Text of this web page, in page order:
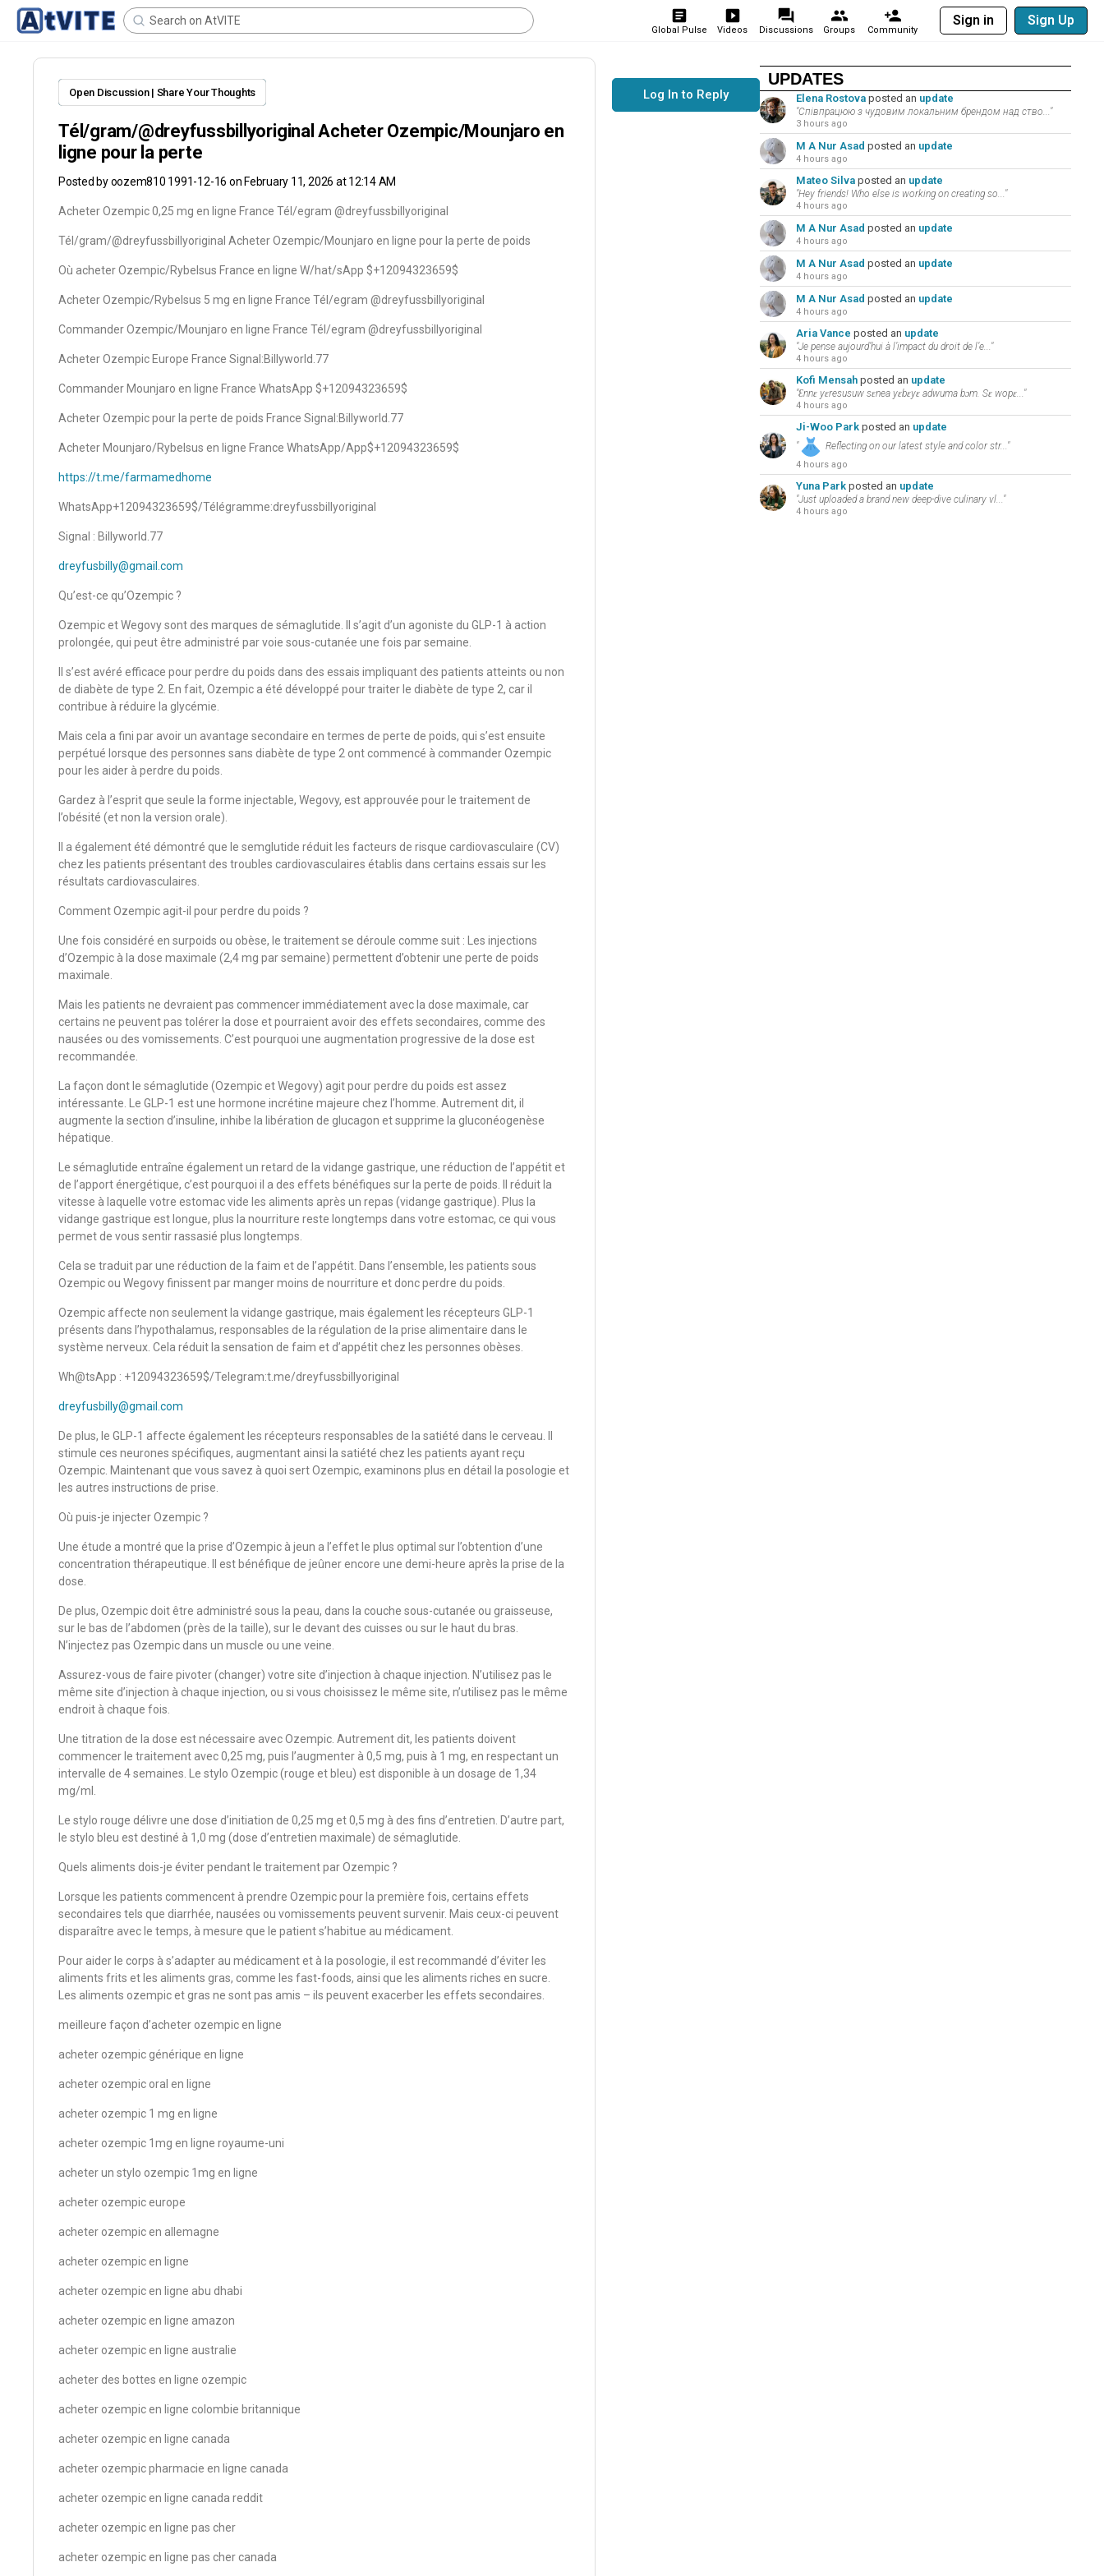
Global Pulse Videos Discussions Groups Community
Sign in Sign Up
Open Discussion | Share Your Thoughts
Tél/gram/@dreyfussbillyoriginal Acheter Ozempic/Mounjaro en
ligne pour la perte
Posted byoozem810 1991-12-16 on February 11, 2026 at 12:14 AM
Acheter Ozempic 0,25 mg en ligne France Tél/egram @dreyfussbillyoriginal
Tél/gram/@dreyfussbillyoriginal Acheter Ozempic/Mounjaro en ligne pour la perte de poids
Où acheter Ozempic/Rybelsus France en ligne W/hat/sApp $+12094323659$
Acheter Ozempic/Rybelsus 5 mg en ligne France Tél/egram @dreyfussbillyoriginal
Commander Ozempic/Mounjaro en ligne France Tél/egram @dreyfussbillyoriginal
Acheter Ozempic Europe France Signal:Billyworld.77
Commander Mounjaro en ligne France WhatsApp $+12094323659$
Acheter Ozempic pour la perte de poids France Signal:Billyworld.77
Acheter Mounjaro/Rybelsus en ligne France WhatsApp/App$+12094323659$
https://t.me/farmamedhome
WhatsApp+12094323659$/Télégramme:dreyfussbillyoriginal
Signal : Billyworld.77
dreyfusbilly@gmail.com
Qu’est-ce qu’Ozempic ?
Ozempic et Wegovy sont des marques de sémaglutide. Il s’agit d’un agoniste du GLP-1 à action
prolongée, qui peut être administré par voie sous-cutanée une fois par semaine.
Il s’est avéré efficace pour perdre du poids dans des essais impliquant des patients atteints ou non
de diabète de type 2. En fait, Ozempic a été développé pour traiter le diabète de type 2, car il
contribue à réduire la glycémie.
Mais cela a fini par avoir un avantage secondaire en termes de perte de poids, qui s’est ensuite
perpétué lorsque des personnes sans diabète de type 2 ont commencé à commander Ozempic
pour les aider à perdre du poids.
Gardez à l’esprit que seule la forme injectable, Wegovy, est approuvée pour le traitement de
l’obésité (et non la version orale).
Il a également été démontré que le semglutide réduit les facteurs de risque cardiovasculaire (CV)
chez les patients présentant des troubles cardiovasculaires établis dans certains essais sur les
résultats cardiovasculaires.
Comment Ozempic agit-il pour perdre du poids ?
Une fois considéré en surpoids ou obèse, le traitement se déroule comme suit : Les injections
d’Ozempic à la dose maximale (2,4 mg par semaine) permettent d’obtenir une perte de poids
maximale.
Mais les patients ne devraient pas commencer immédiatement avec la dose maximale, car
certains ne peuvent pas tolérer la dose et pourraient avoir des effets secondaires, comme des
nausées ou des vomissements. C’est pourquoi une augmentation progressive de la dose est
recommandée.
La façon dont le sémaglutide (Ozempic et Wegovy) agit pour perdre du poids est assez
intéressante. Le GLP-1 est une hormone incrétine majeure chez l’homme. Autrement dit, il
augmente la section d’insuline, inhibe la libération de glucagon et supprime la gluconéogenèse
hépatique.
Le sémaglutide entraîne également un retard de la vidange gastrique, une réduction de l’appétit et
de l’apport énergétique, c’est pourquoi il a des effets bénéfiques sur la perte de poids. Il réduit la
vitesse à laquelle votre estomac vide les aliments après un repas (vidange gastrique). Plus la
vidange gastrique est longue, plus la nourriture reste longtemps dans votre estomac, ce qui vous
permet de vous sentir rassasié plus longtemps.
Cela se traduit par une réduction de la faim et de l’appétit. Dans l’ensemble, les patients sous
Ozempic ou Wegovy finissent par manger moins de nourriture et donc perdre du poids.
Ozempic affecte non seulement la vidange gastrique, mais également les récepteurs GLP-1
présents dans l’hypothalamus, responsables de la régulation de la prise alimentaire dans le
système nerveux. Cela réduit la sensation de faim et d’appétit chez les personnes obèses.
Wh@tsApp : +12094323659$/Telegram:t.me/dreyfussbillyoriginal
dreyfusbilly@gmail.com
De plus, le GLP-1 affecte également les récepteurs responsables de la satiété dans le cerveau. Il
stimule ces neurones spécifiques, augmentant ainsi la satiété chez les patients ayant reçu
Ozempic. Maintenant que vous savez à quoi sert Ozempic, examinons plus en détail la posologie et
les autres instructions de prise.
Où puis-je injecter Ozempic ?
Une étude a montré que la prise d’Ozempic à jeun a l’effet le plus optimal sur l’obtention d’une
concentration thérapeutique. Il est bénéfique de jeûner encore une demi-heure après la prise de la
dose.
De plus, Ozempic doit être administré sous la peau, dans la couche sous-cutanée ou graisseuse,
sur le bas de l’abdomen (près de la taille), sur le devant des cuisses ou sur le haut du bras.
N’injectez pas Ozempic dans un muscle ou une veine.
Assurez-vous de faire pivoter (changer) votre site d’injection à chaque injection. N’utilisez pas le
même site d’injection à chaque injection, ou si vous choisissez le même site, n’utilisez pas le même
endroit à chaque fois.
Une titration de la dose est nécessaire avec Ozempic. Autrement dit, les patients doivent
commencer le traitement avec 0,25 mg, puis l’augmenter à 0,5 mg, puis à 1 mg, en respectant un
intervalle de 4 semaines. Le stylo Ozempic (rouge et bleu) est disponible à un dosage de 1,34
mg/ml.
Le stylo rouge délivre une dose d’initiation de 0,25 mg et 0,5 mg à des fins d’entretien. D’autre part,
le stylo bleu est destiné à 1,0 mg (dose d’entretien maximale) de sémaglutide.
Quels aliments dois-je éviter pendant le traitement par Ozempic ?
Lorsque les patients commencent à prendre Ozempic pour la première fois, certains effets
secondaires tels que diarrhée, nausées ou vomissements peuvent survenir. Mais ceux-ci peuvent
disparaître avec le temps, à mesure que le patient s’habitue au médicament.
Pour aider le corps à s’adapter au médicament et à la posologie, il est recommandé d’éviter les
aliments frits et les aliments gras, comme les fast-foods, ainsi que les aliments riches en sucre.
Les aliments ozempic et gras ne sont pas amis – ils peuvent exacerber les effets secondaires.
meilleure façon d’acheter ozempic en ligne
acheter ozempic générique en ligne
acheter ozempic oral en ligne
acheter ozempic 1 mg en ligne
acheter ozempic 1mg en ligne royaume-uni
acheter un stylo ozempic 1mg en ligne
acheter ozempic europe
acheter ozempic en allemagne
acheter ozempic en ligne
acheter ozempic en ligne abu dhabi
acheter ozempic en ligne amazon
acheter ozempic en ligne australie
acheter des bottes en ligne ozempic
acheter ozempic en ligne colombie britannique
acheter ozempic en ligne canada
acheter ozempic pharmacie en ligne canada
acheter ozempic en ligne canada reddit
acheter ozempic en ligne pas cher
acheter ozempic en ligne pas cher canada
Log In to Reply
UPDATES
Elena Rostovaposted an update
"Співпрацюю з чудовим локальним брендом над ство..."
3 hours ago
M A Nur Asad posted an update
4 hours ago
Mateo Silvaposted an update
"Hey friends! Who else is working on creating so..."
4 hours ago
M A Nur Asad posted an update
4 hours ago
M A Nur Asad posted an update
4 hours ago
M A Nur Asad posted an update
4 hours ago
Aria Vance posted an update
"Je pense aujourd’hui à l’impact du droit de l’e..."
4 hours ago
Kofi Mensahposted an update
"Ɛnnɛ yɛresusuw sɛnea yɛbɛyɛ adwuma bɔm. Sɛ wopɛ..."
4 hours ago
Ji-Woo Parkposted an update
" Reflecting on our latest style and color str..."
4 hours ago
Yuna Parkposted an update
"Just uploaded a brand new deep-dive culinary vl..."
4 hours ago